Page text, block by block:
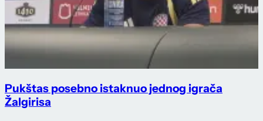
Pukštas posebno istaknuo jednog igrača
Žalgirisa